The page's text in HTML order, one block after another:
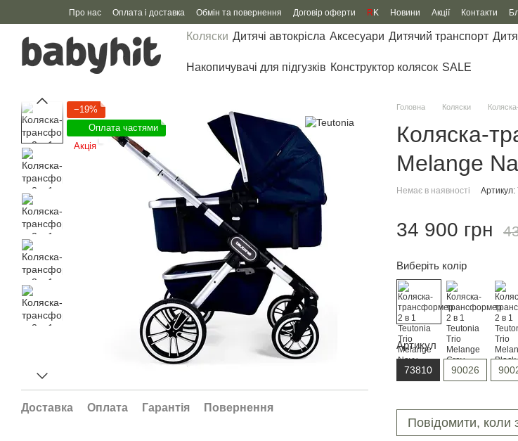
Перейти до основного контенту
Про нас Оплата і доставка Обмін та повернення Договір оферти R K Новини Акції Контакти
Коляски Дитячі автокрісла Аксесуари Дитячий транспорт
Накопичувачі для підгузків Конструктор колясок SALE
−19%
Оплата частями
Акція
Доставка Оплата Гарантія Повернення
Головна Коляски
Коляска-
Melange
Немає в наявності Артикул:
34 900 грн
Виберіть колір
Артикул
73810 90026
Повідомити, коли